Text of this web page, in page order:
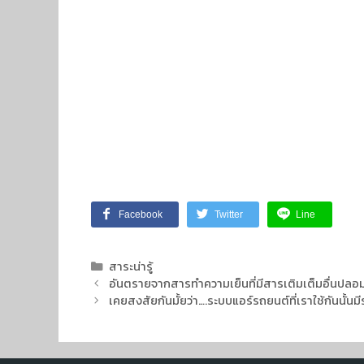
Facebook Twitter Line
สาระน่ารู้
อันตรายจากสารทำความเย็นที่มีสารเติมเต็มอื่นปลอ
เคยสงสัยกันมั้ยว่า….ระบบแอร์รถยนต์ที่เราใช้กันนั้นมี